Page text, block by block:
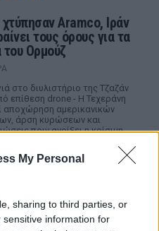
My Personal
sharing to third parties, or
information for
χτύπησαν Aramco, Ιράν
τους όρους για τα
του Ορμούζ
στο διυλιστήριο της Τζαζάν
επίθεση drone - Η Τεχεράνη
αποχώρηση αμερικανικών
άρση κυρώσεων και
πριν ανοίξει η κρίσιμη
προσγειώθηκε στο